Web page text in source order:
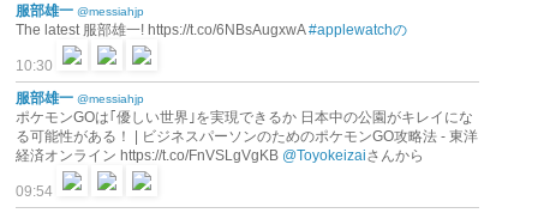
服部雄一 @messiahjp
The latest 服部雄一! https://t.co/6NBsAugxwA#applewatchの
10:30
服部雄一 @messiahjp
ポケモンGOは｢優しい世界｣を実現できるか 日本中の公園がキレイにな
る可能性がある！ | ビジネスパーソンのためのポケモンGO攻略法 - 東洋
経済オンライン https://t.co/FnVSLgVgKB @Toyokeizaiさんから
09:54